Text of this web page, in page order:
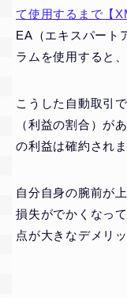
て使用するまで【
EA（エキスパート
ラムを使用すると
こうした自動取引
（利益の割合）が
の利益は確約されま
自分自身の腕前が
損失がでかくなっ
点が大きなデメリ